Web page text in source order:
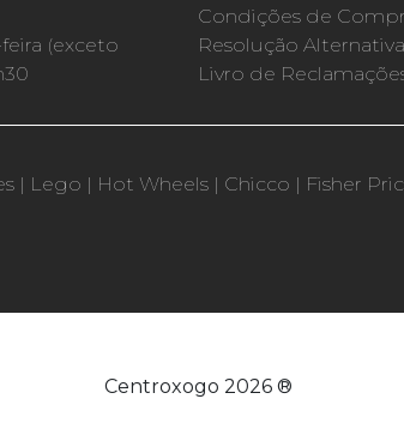
(exceto
Condições de
Resolução
Livro de
| Lego | Hot Wheels | Chicco | Fisher
Centroxogo 2026 ®